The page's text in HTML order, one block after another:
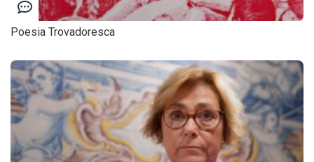
Poesia Trovadoresca